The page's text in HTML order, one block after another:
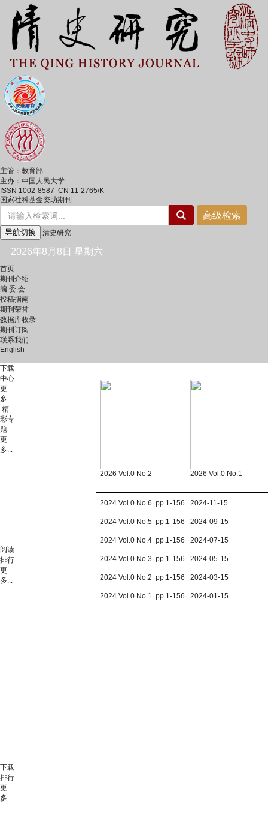
主管：教育部
主办：中国人民大学
ISSN 1002-8587 CN 11-2765/K
国家社科基金资助期刊
导航切换 清史研究
2026年8月8日 星期六
首页
期刊介绍
编 委 会
投稿指南
期刊荣誉
数据库收录
期刊订阅
联系我们
English
下载
中心
更
多...
精
彩专
题
更
多...
阅读
排行
更
多...
下载
排行
更
多...
2026 Vol.0 No.2 2026 Vol.0 No.1
2024 Vol.0 No.6 pp.1-156 2024-11-15
2024 Vol.0 No.5 pp.1-156 2024-09-15
2024 Vol.0 No.4 pp.1-156 2024-07-15
2024 Vol.0 No.3 pp.1-156 2024-05-15
2024 Vol.0 No.2 pp.1-156 2024-03-15
2024 Vol.0 No.1 pp.1-156 2024-01-15